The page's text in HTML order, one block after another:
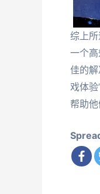
综上
一个
佳的
戏体
帮助他